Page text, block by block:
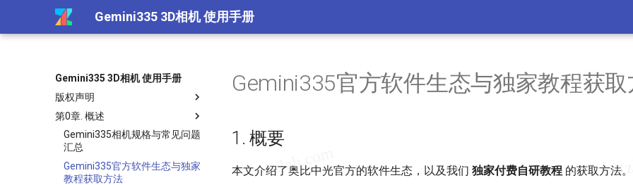
Gemini335 3D相机 使用手册
Gemini335 3D相机 使用手册
版权声明
第0章. 概述
Gemini335相机规格与常见问题
汇总
Gemini335官方软件生态与独家
教程获取方法
Gemini335官方软件生态与独家教程获
1. 概要
本文介绍了奥比中光官方的软件生态，以及我们 独家付费自研教程 的获取方法。